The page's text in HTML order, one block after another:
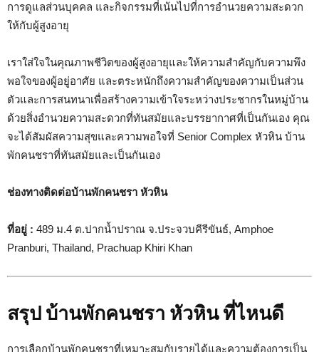
การดูแลส่วนบุคคล และกิจกรรมที่เน้นไปที่การอำนวยความสะดวก
ให้กับผู้สูงอายุ
เราใส่ใจในคุณภาพชีวิตของผู้สูงอายุและให้ความสำคัญกับความพึง
พอใจของผู้อยู่อาศัย และตระหนักถึงความสำคัญของความเป็นส่วน
ตัวและการสนทนาเพื่อสร้างความเข้าใจระหว่างประชากรในหมู่บ้าน
ด้วยสิ่งอำนวยความสะดวกที่ทันสมัยและบรรยากาศที่เป็นกันเอง คุณ
จะได้สัมผัสความสุขและความพอใจที่ Senior Complex หัวหิน บ้าน
พักคนชราที่ทันสมัยและเป็นกันเอง
ช่องทางติดต่อบ้านพักคนชรา หัวหิน
ที่อยู่ : 489 ม.4 ต.ปากน้ำปราณ จ.ประจวบคีรีขันธ์, Amphoe
Pranburi, Thailand, Prachuap Khiri Khan
สรุป บ้านพักคนชรา หัวหิน ที่ไหนดี
การเลือกบ้านพักคนชราที่เหมาะสมกับรายได้และความต้องการเป็น